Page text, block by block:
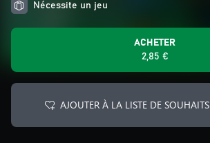
Nécessite un jeu
ACHETER
2,85 €
AJOUTER À LA LISTE DE SOUHAITS